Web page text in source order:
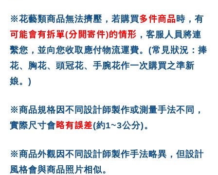
※花藝類商品無法擠壓，若購買多件商品時，有
可能會有拆單(分開寄件)的情形 ，客服人員將連
繫您，並向您收取應付物流運費。(常見狀況：捧
花、胸花、頭冠花、手腕花作一次購買之準新
娘。)
※商品規格因不同設計師製作或測量手法不同，
實際尺寸會略有誤差(約1~3公分)。
※商品外觀因不同設計師製作手法略異，但設計
風格會與商品照片相似。